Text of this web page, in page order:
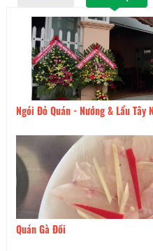
& Lẩu Tây Nguyên